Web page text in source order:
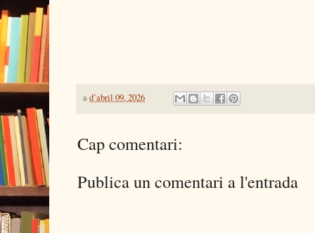
ad’abril 09, 2026
Cap comentari:
Publica un comentari a l'entrada